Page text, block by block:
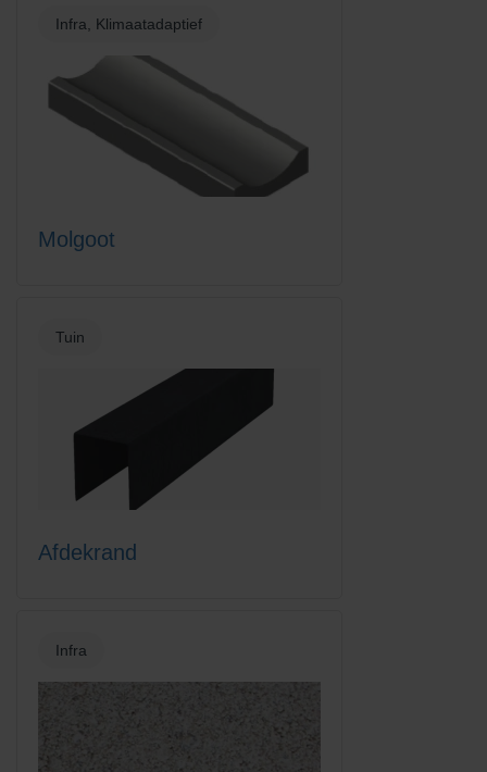
Infra, Klimaatadaptief
Molgoot
Tuin
Afdekrand
Infra